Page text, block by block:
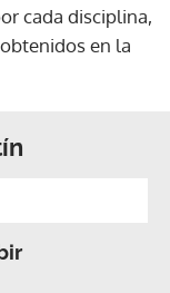
cada disciplina,
en la